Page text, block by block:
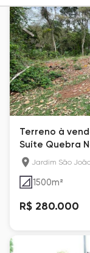
Terreno à
Suíte Quebra
Jardim São
1500m²
R$ 280.000